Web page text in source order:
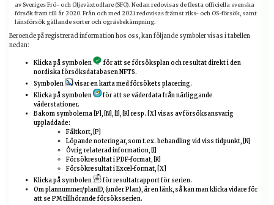
av Sveriges Frö- och Oljeväxtodlare (SFO). Nedan redovisas de flesta officiella svenska
försök fram till år 2020. Från och med 2021 redovisas främst riks- och OS-försök, samt
länsförsök gällande sorter och ogräsbekämpning.
Beroende på registrerad information hos oss, kan följande symboler visas i tabellen
nedan
Klicka på symbolen
för att se försöksplan och resultat direkt i den
nordiska försöksdatabasen NFTS.
Symbolen
visar en karta med försökets placering.
Klicka på symbolen
för att se väderdata från närliggande
väderstationer.
Bakom symbolerna [P], [N], [I], [R] resp. [X] visas av försöksansvarig
uppladdade:
Fältkort, [P]
Löpande noteringar, som t.ex. behandling vid viss tidpunkt, [N]
Övrig relaterad information, [I]
Försökresultat i PDF-format, [R]
Försökresultat i Excel-format, [X]
Klicka på symbolen
för resultatrapport för serien.
Om plannummer/planID, (under Plan), är en länk, så kan man klicka vidare för
att se PM tillhörande försöksserien.